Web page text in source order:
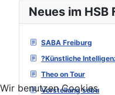
Neues im HSB
SABA Freiburg
?Künstliche
Theo on Tour
Vorstellung sebu
Wir benutzen Cookies